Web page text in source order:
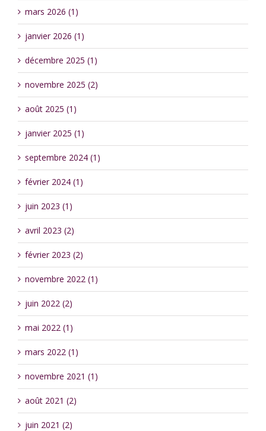
mars 2026 (1)
janvier 2026 (1)
décembre 2025 (1)
novembre 2025 (2)
août 2025 (1)
janvier 2025 (1)
septembre 2024 (1)
février 2024 (1)
juin 2023 (1)
avril 2023 (2)
février 2023 (2)
novembre 2022 (1)
juin 2022 (2)
mai 2022 (1)
mars 2022 (1)
novembre 2021 (1)
août 2021 (2)
juin 2021 (2)